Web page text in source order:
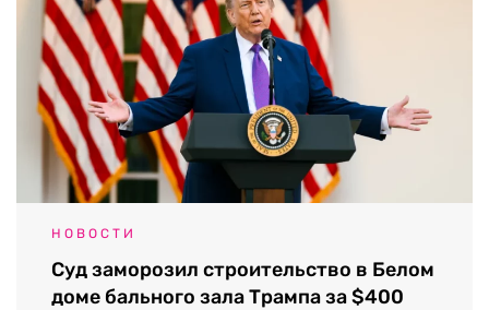
НОВОСТИ
Суд заморозил строительство в Белом
доме бального зала Трампа за $400